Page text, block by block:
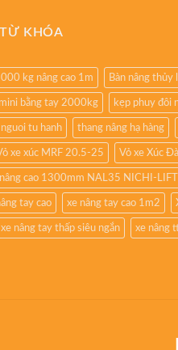
KHÓA
kg nâng cao 1m Bàn nâng
bằng tay 2000kg kẹp phuy đôi
tu hanh thang nâng hạ hàng
xe xúc MRF 20.5-25 Vỏ xe Xúc
cao 1300mm NAL35 NICHI-
tay cao xe nâng tay cao 1m2
xe nâng tay thấp siêu ngắn xe nâng